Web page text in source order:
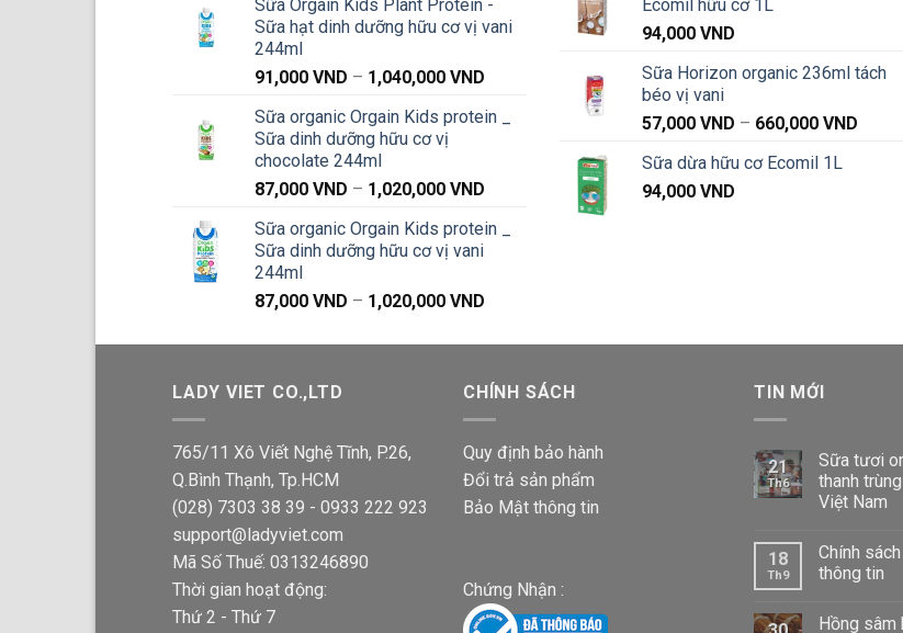
từ
91,000 VND
1,040,000 VND
Sữa Orgain Kids Plant Protein -
Sữa hạt dinh dưỡng hữu cơ vị vani
244ml
91,000 VND – 1,040,000 VND
từ
1,040,000 VND
Sữa organic Orgain Kids protein _
Sữa dinh dưỡng hữu cơ vị
chocolate 244ml
87,000 VND – 1,020,000 VND
từ
Sữa organic Orgain Kids protein _
Sữa dinh dưỡng hữu cơ vị vani
244ml
87,000 VND – 1,020,000 VND
từ
đến
1,020,000 VND
Ecomil hữu cơ 1L
94,000VND
Sữa Horizon organic 236ml tách
béo vị vani
57,000VND – 660,000VND
Sữa dừa hữu cơ Ecomil 1L
94,000VND
LADY VIET CO.,LTD
765/11 Xô Viết Nghệ Tĩnh, P.26,
Q.Bình Thạnh, Tp.HCM
(028) 7303 38 39 - 0933 222 923
support@ladyviet.com
Mã Số Thuế: 0313246890
Thời gian hoạt động:
Thứ 2 - Thứ 7
CHÍNH SÁCH
Quy định bảo hành
Đổi trả sản phẩm
Bảo Mật thông tin
Chứng Nhận :
TIN MỚI
21
Th6
Sữa tươi
thanh
Việt Nam
18
Th9
Chính
thông tin
Hồng sâm